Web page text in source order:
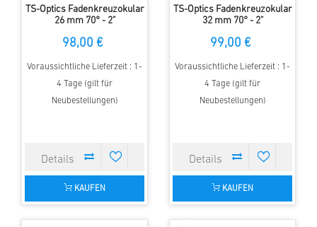
TS-Optics Fadenkreuzokular
26 mm 70° - 2"
beleuchtbar
98,00 €
Voraussichtliche Lieferzeit : 1-
4 Tage (gilt für
Neubestellungen)
KAUFEN
TS-Optics Fadenkreuzokular
32 mm 70° - 2"
beleuchtbar
99,00 €
Voraussichtliche Lieferzeit : 1-
4 Tage (gilt für
Neubestellungen)
KAUFEN